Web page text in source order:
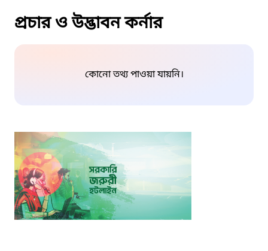
প্রচার ও উদ্ভাবন কর্নার
কোনো তথ্য পাওয়া যায়নি।